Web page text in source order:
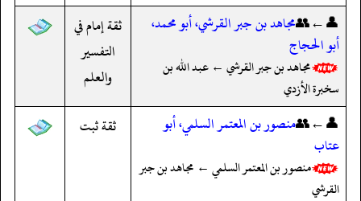
👤←👥مجاهد بن جبر القرشي، أبو محمد،
أبو الحجاج
مجاهد بن جبر القرشي ← عبد الله بن
سخبرة الأزدي
ثقة إمام في
التفسير
والعلم
👤←👥منصور بن المعتمر السلمي، أبو
عتاب
منصور بن المعتمر السلمي ← مجاهد بن جبر
القرشي
ثقة ثبت